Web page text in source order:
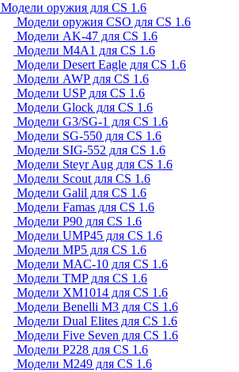
Модели оружия для CS 1.6
Модели оружия CSO для CS 1.6
Модели AK-47 для CS 1.6
Модели M4A1 для CS 1.6
Модели Desert Eagle для CS 1.6
Модели AWP для CS 1.6
Модели USP для CS 1.6
Модели Glock для CS 1.6
Модели G3/SG-1 для CS 1.6
Модели SG-550 для CS 1.6
Модели SIG-552 для CS 1.6
Модели Steyr Aug для CS 1.6
Модели Scout для CS 1.6
Модели Galil для CS 1.6
Модели Famas для CS 1.6
Модели P90 для CS 1.6
Модели UMP45 для CS 1.6
Модели MP5 для CS 1.6
Модели MAC-10 для CS 1.6
Модели TMP для CS 1.6
Модели XM1014 для CS 1.6
Модели Benelli M3 для CS 1.6
Модели Dual Elites для CS 1.6
Модели Five Seven для CS 1.6
Модели P228 для CS 1.6
Модели M249 для CS 1.6